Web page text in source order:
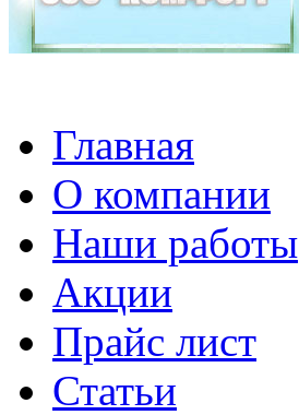
Главная
О компании
Наши работы
Акции
Прайс лист
Статьи